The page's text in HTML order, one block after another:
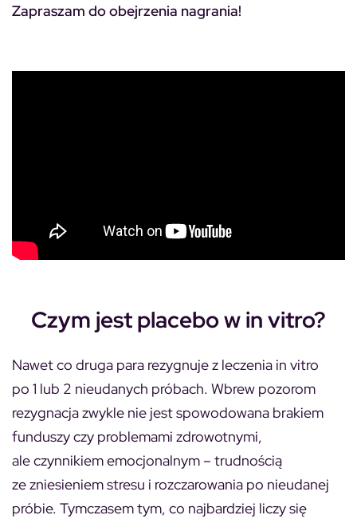
Zapraszam do obejrzenia nagrania!
Czym jest placebo w in vitro?
Nawet co druga para rezygnuje z leczenia in vitro
po 1 lub 2 nieudanych próbach. Wbrew pozorom
rezygnacja zwykle nie jest spowodowana brakiem
funduszy czy problemami zdrowotnymi,
ale czynnikiem emocjonalnym – trudnością
ze zniesieniem stresu i rozczarowania po nieudanej
próbie. Tymczasem tym, co najbardziej liczy się